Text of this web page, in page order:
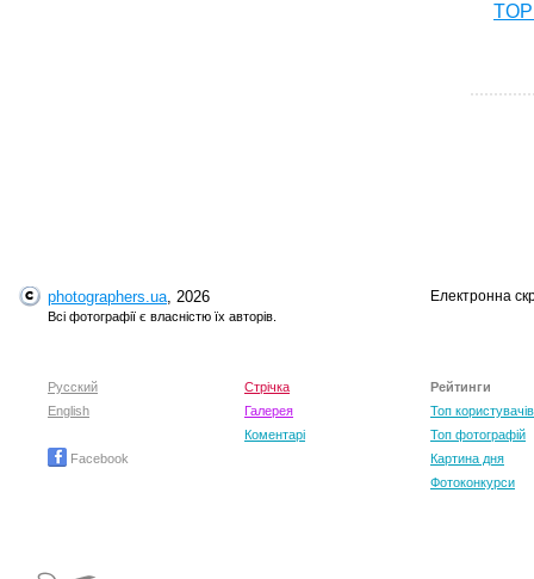
photographers.ua, 2026
Всі фотографії є власністю їх авторів.
Електронна
Русский
English
Facebook
Стрічка
Галерея
Коментарі
Рейтинги
Топ користувачів
Топ фотографій
Картина дня
Фотоконкурси